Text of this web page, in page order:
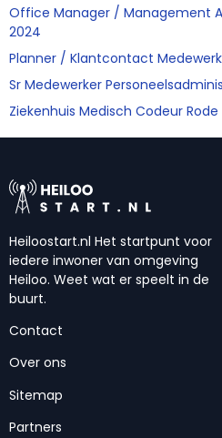
Office Manager / Management
2024
Planner / Klantcontact
Sr Medewerker
Ziekenhuis Medisch Codeur
Heiloostart.nl Het startpunt voor
iedere inwoner van omgeving
Heiloo. Weet wat er speelt in de
buurt.
Contact
Over ons
Sitemap
Partners